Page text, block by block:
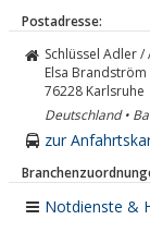
Postadresse:
Schlüssel Adler /
Elsa Brandström
76228 Karlsruhe
Deutschland •
zur
Notdienste &